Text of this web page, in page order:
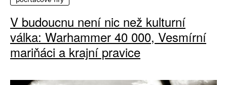
V budoucnu není nic než kulturní
válka: Warhammer 40 000, Vesmírní
mariňáci a krajní pravice